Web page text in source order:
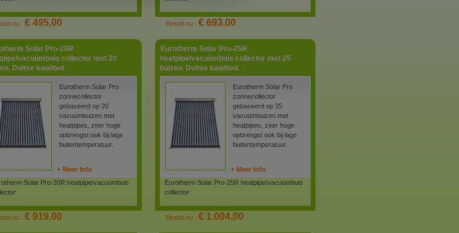
nu : € 495,00 Bestel nu : € 693,00
Solar Pro-20R
vacuümbuis collector met 20
Duitse kwaliteit.
Eurotherm Solar Pro
zonnecollector
gebaseerd op 20
vacuümbuizen met
heatpipes, zeer hoge
opbrengst ook bij lage
buitentemperatuur.
Meer Info
Solar Pro-20R heatpipe/vacuümbuis
nu : € 919,00
Eurotherm Solar Pro-25R
heatpipe/vacuümbuis collector met 25
buizen. Duitse kwaliteit.
Eurotherm Solar Pro
zonnecollector
gebaseerd op 25
vacuümbuizen met
heatpipes, zeer hoge
opbrengst ook bij lage
buitentemperatuur.
Meer Info
Eurotherm Solar Pro-25R heatpipe/vacuümbuis
collector
Bestel nu : € 1.004,00